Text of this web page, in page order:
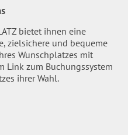
bietet ihnen eine
zielsichere und bequeme
Wunschplatzes mit
Link zum Buchungssystem
ihrer Wahl.